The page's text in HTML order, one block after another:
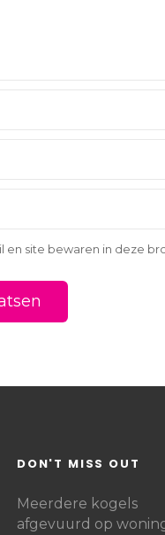
en site bewaren in deze
DON'T MISS OUT
Meerdere kogels
afgevuurd op